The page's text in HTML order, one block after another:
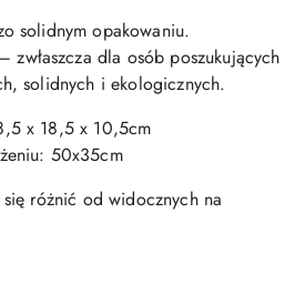
solidnym opakowaniu.
zwłaszcza dla osób poszukujących
solidnych i ekologicznych.
x 18,5 x 10,5cm
50x35cm
różnić od widocznych na